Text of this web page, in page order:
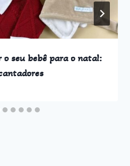
seu bebê para o natal: